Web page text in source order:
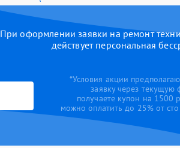
При оформлении заявки на ремонт
действует персональная
*Условия акции
заявку через
получаете купон на 1500
можно оплатить до 25% от